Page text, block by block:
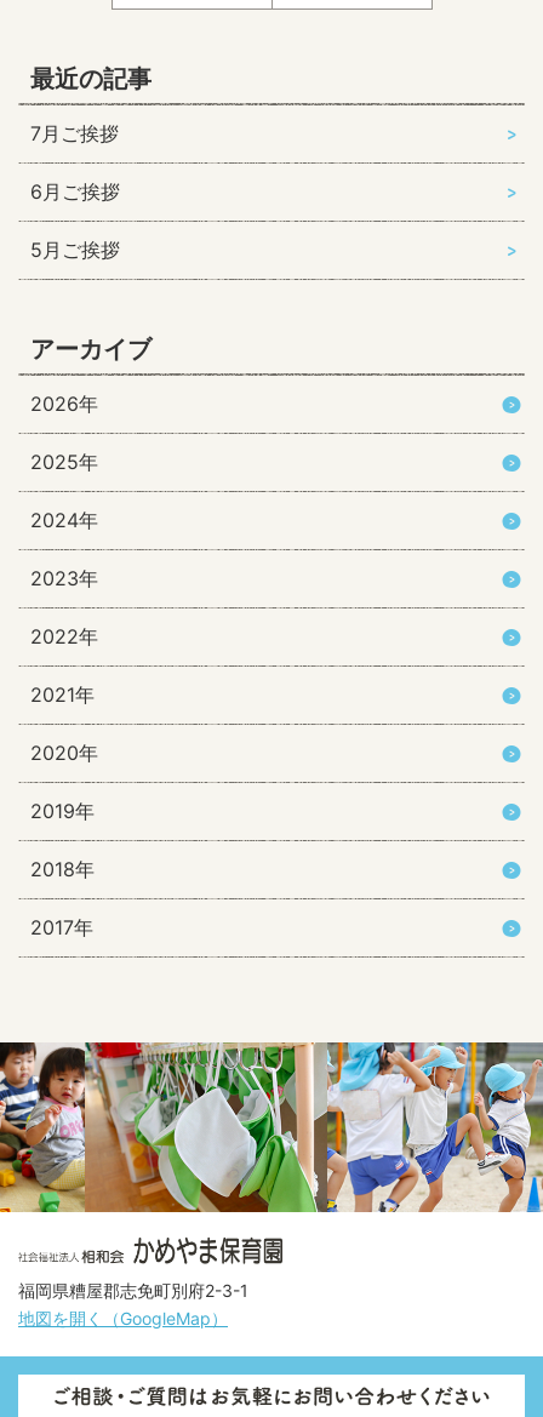
最近の記事
7月ご挨拶
6月ご挨拶
5月ご挨拶
アーカイブ
2026年
2025年
2024年
2023年
2022年
2021年
2020年
2019年
2018年
2017年
福岡県糟屋郡志免町別府2-3-1
地図を開く（GoogleMap）